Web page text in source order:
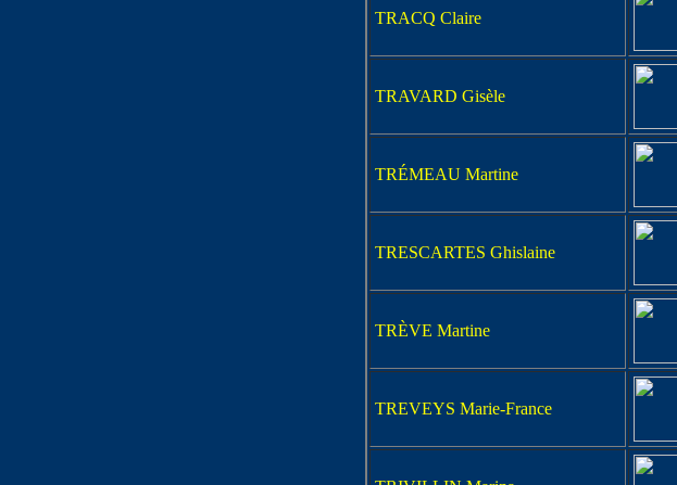
TRACQ Claire
TRAVARD Gisèle
TRÉMEAU Martine
TRESCARTES Ghislaine
TRÈVE Martine
TREVEYS Marie-France